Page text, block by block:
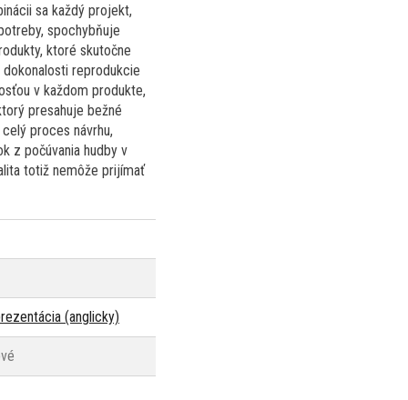
sa každý projekt,
spochybňuje
ktoré skutočne
reprodukcie
v každom produkte,
presahuje bežné
proces návrhu,
z počúvania hudby v
totiž nemôže prijímať
(anglicky)